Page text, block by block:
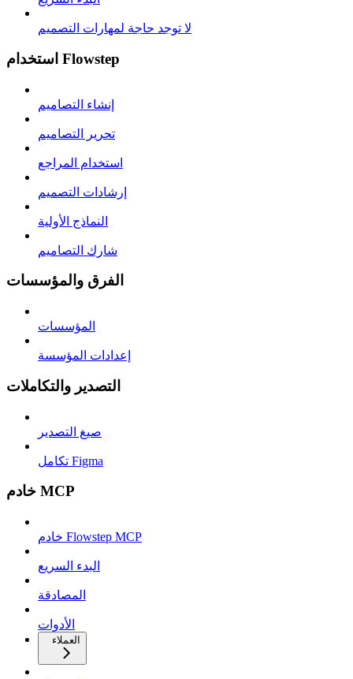
لا توجد حاجة لمهارات التصميم
استخدام Flowstep
إنشاء التصاميم
تحرير التصاميم
استخدام المراجع
إرشادات التصميم
النماذج الأولية
شارك التصاميم
الفرق والمؤسسات
المؤسسات
إعدادات المؤسسة
التصدير والتكاملات
صيغ التصدير
تكامل Figma
خادم MCP
خادم Flowstep MCP
البدء السريع
المصادقة
الأدوات
العملاء